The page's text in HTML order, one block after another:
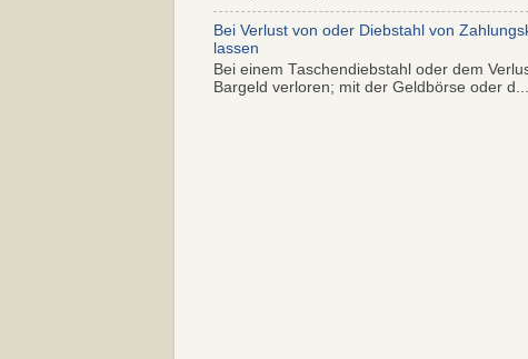
Bei Verlust von oder Diebstahl von
lassen
Bei einem Taschendiebstahl oder dem
Bargeld verloren; mit der Geldbörse oder d...